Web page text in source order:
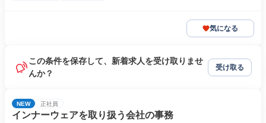
気になる
この条件を保存して、新着求人を受け取りませ
んか？
受け取る
NEW 正社員
インナーウェアを取り扱う会社の事務